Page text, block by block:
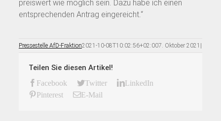
preiswert wie möglich sein. Dazu habe ich einen
entsprechenden Antrag eingereicht.“
Pressestelle AfD-Fraktion2021-10-08T10:02:56+02:007. Oktober 2021 |
Teilen Sie diesen Artikel!
Facebook Twitter
LinkedIn
Pinterest
E-Mail